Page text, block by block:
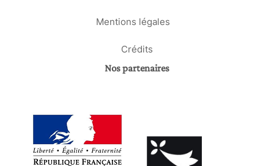
Mentions légales
Crédits
Nos partenaires